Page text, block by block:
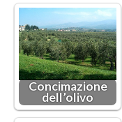
Con­ci­ma­zio­ne
del­l’o­li­vo